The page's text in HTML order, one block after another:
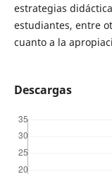
estrategias
estudiantes, entre
cuanto a la
Descargas